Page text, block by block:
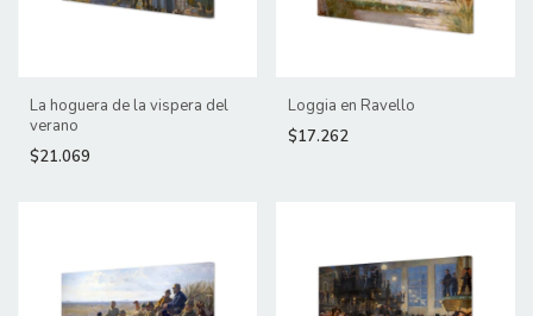
La hoguera de la vispera del
verano
$21.069
Loggia en Ravello
$17.262